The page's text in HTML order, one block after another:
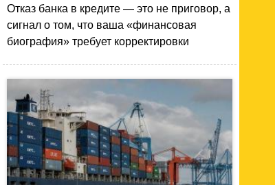
Отказ банка в кредите — это не приговор, а
сигнал о том, что ваша «финансовая
биография» требует корректировки